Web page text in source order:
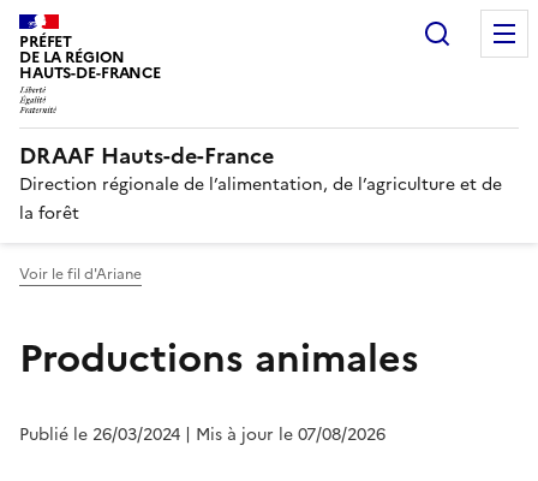
PRÉFET
DE LA RÉGION
HAUTS-DE-FRANCE
DRAAF Hauts-de-France
Direction régionale de l’alimentation, de l’agriculture et de
la forêt
Voir le fil d'Ariane
Productions animales
Publié le 26/03/2024 | Mis à jour le 07/08/2026